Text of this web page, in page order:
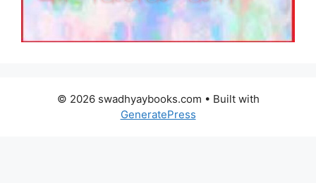
© 2026 swadhyaybooks.com • Built with
GeneratePress